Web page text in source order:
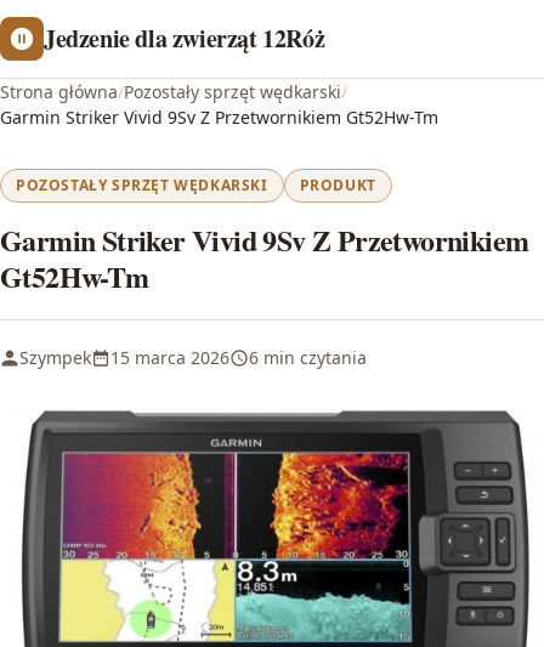
Jedzenie dla zwierząt 12Róż
Strona główna/Pozostały sprzęt wędkarski/
Garmin Striker Vivid 9Sv Z Przetwornikiem Gt52Hw-Tm
POZOSTAŁY SPRZĘT WĘDKARSKI PRODUKT
Garmin Striker Vivid 9Sv Z Przetwornikiem
Gt52Hw-Tm
Szympek 15 marca 2026 6 min czytania